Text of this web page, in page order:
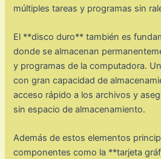
múltiples tareas y programas sin
El **disco duro** también es
donde se almacenan
y programas de la computadora.
con gran capacidad de
acceso rápido a los archivos y
sin espacio de almacenamiento.
Además de estos elementos
componentes como la **tarjeta